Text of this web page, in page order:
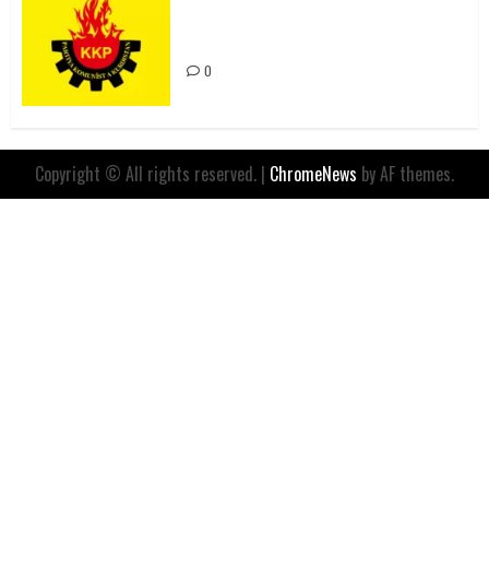
0
Copyright © All rights reserved. | ChromeNews by AF themes.